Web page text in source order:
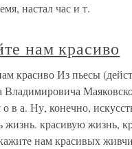
настал час и т.
нам красиво
красиво Из пьесы
Владимировича
о в а. Ну, конечно,
жизнь. красивую жизнь,
нам красивых